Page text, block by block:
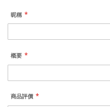
昵稱
概要
商品評價